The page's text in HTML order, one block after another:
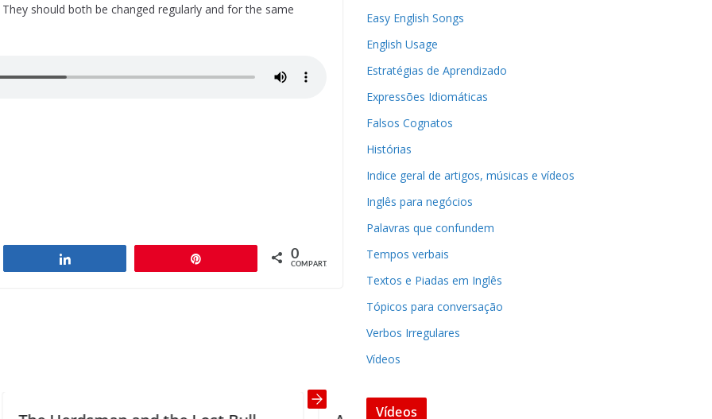
should both be changed regularly and for the same
0
COMPART.
Easy English Songs
English Usage
Estratégias de Aprendizado
Expressões Idiomáticas
Falsos Cognatos
Histórias
Indice geral de artigos, músicas e vídeos
Inglês para negócios
Palavras que confundem
Tempos verbais
Textos e Piadas em Inglês
Tópicos para conversação
Verbos Irregulares
Vídeos
Vídeos